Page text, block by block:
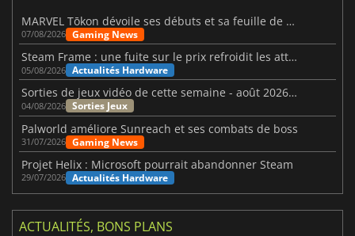
MARVEL Tōkon dévoile ses débuts et sa feuille de route
07/08/2026 Gaming News
Steam Frame : une fuite sur le prix refroidit les attentes VR
05/08/2026 Actualités Hardware
Sorties de jeux vidéo de cette semaine - août 2026 (semaine 32)
04/08/2026 Sorties Jeux
Palworld améliore Sunreach et ses combats de boss
31/07/2026 Gaming News
Projet Helix : Microsoft pourrait abandonner Steam
29/07/2026 Actualités Hardware
ACTUALITÉS, BONS PLANS